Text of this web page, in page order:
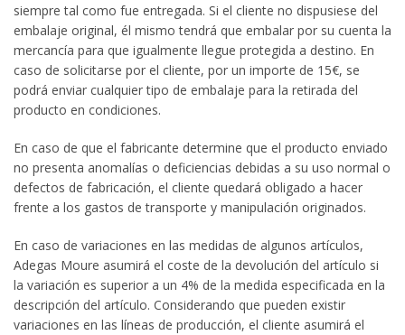
siempre tal como fue entregada. Si el cliente no dispusiese del
embalaje original, él mismo tendrá que embalar por su cuenta la
mercancía para que igualmente llegue protegida a destino. En
caso de solicitarse por el cliente, por un importe de 15€, se
podrá enviar cualquier tipo de embalaje para la retirada del
producto en condiciones.
En caso de que el fabricante determine que el producto enviado
no presenta anomalías o deficiencias debidas a su uso normal o
defectos de fabricación, el cliente quedará obligado a hacer
frente a los gastos de transporte y manipulación originados.
En caso de variaciones en las medidas de algunos artículos,
Adegas Moure asumirá el coste de la devolución del artículo si
la variación es superior a un 4% de la medida especificada en la
descripción del artículo. Considerando que pueden existir
variaciones en las líneas de producción, el cliente asumirá el